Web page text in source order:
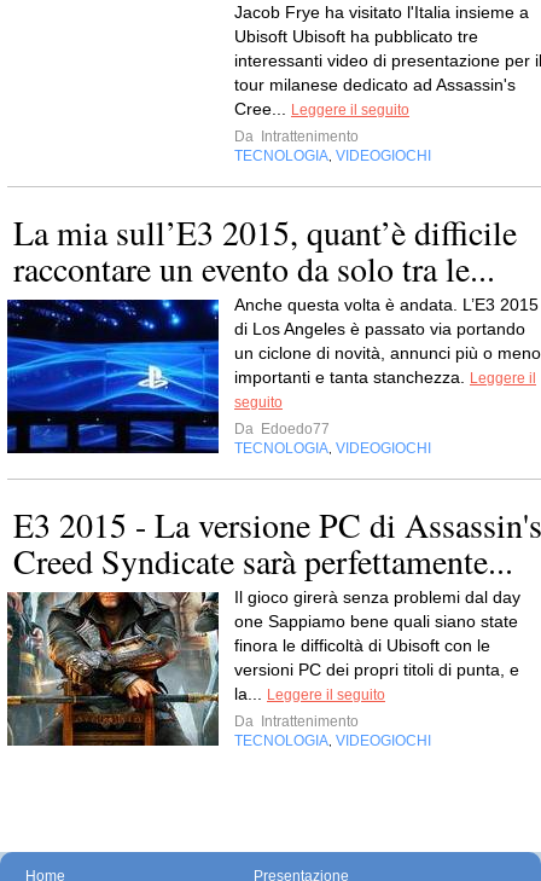
Jacob Frye ha visitato l'Italia insieme a
Ubisoft Ubisoft ha pubblicato tre
interessanti video di presentazione per il
tour milanese dedicato ad Assassin's
Cree...
Leggere il seguito
Da
Intrattenimento
TECNOLOGIA VIDEOGIOCHI
La mia sull’E3 2015, quant’è difficile
raccontare un evento da solo tra le...
Anche questa volta è andata. L’E3 2015
di Los Angeles è passato via portando
un ciclone di novità, annunci più o meno
importanti e tanta stanchezza.
Leggere il
seguito
Da Edoedo77
TECNOLOGIA VIDEOGIOCHI
E3 2015 - La versione PC di Assassin's
Creed Syndicate sarà perfettamente...
Il gioco girerà senza problemi dal day
one Sappiamo bene quali siano state
finora le difficoltà di Ubisoft con le
versioni PC dei propri titoli di punta, e
la...
Leggere il seguito
Da
Intrattenimento
TECNOLOGIA VIDEOGIOCHI
Home Presentazione